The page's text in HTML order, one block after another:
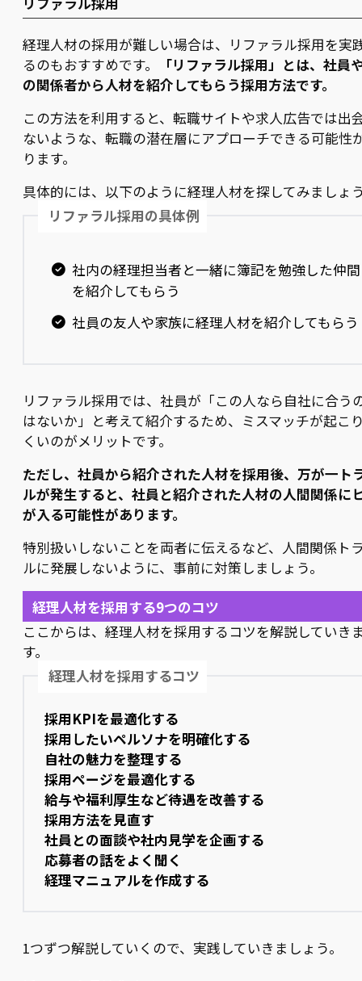
経理人材の採用が難しい場合は、リファラル採用を実
るのもおすすめです。
「リファラル採用」とは、社員
の関係者から人材を紹介してもらう採用方法です。
この方法を利用すると、転職サイトや求人広告では出
ないような、転職の潜在層にアプローチできる可能性
ります。
具体的には、以下のように経理人材を探してみましょ
リファラル採用の具体例
社内の経理担当者と一緒に簿記を勉強した仲間
を紹介してもらう
社員の友人や家族に経理人材を紹介してもらう
リファラル採用では、社員が「この人なら自社に合う
はないか」と考えて紹介するため、ミスマッチが起こ
くいのがメリットです。
ただし、社員から紹介された人材を採用後、万が一ト
ルが発生すると、社員と紹介された人材の人間関係に
が入る可能性があります。
特別扱いしないことを両者に伝えるなど、人間関係ト
ルに発展しないように、事前に対策しましょう。
経理人材を採用する9つのコツ
ここからは、経理人材を採用するコツを解説していき
す。
経理人材を採用するコツ
採用KPIを最適化する
採用したいペルソナを明確化する
自社の魅力を整理する
採用ページを最適化する
給与や福利厚生など待遇を改善する
採用方法を見直す
社員との面談や社内見学を企画する
応募者の話をよく聞く
経理マニュアルを作成する
1つずつ解説していくので、実践していきましょう。